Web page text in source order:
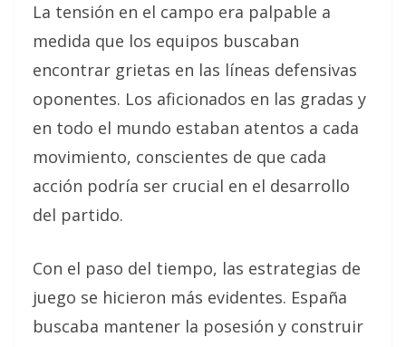
La tensión en el campo era palpable a
medida que los equipos buscaban
encontrar grietas en las líneas defensivas
oponentes. Los aficionados en las gradas y
en todo el mundo estaban atentos a cada
movimiento, conscientes de que cada
acción podría ser crucial en el desarrollo
del partido.
Con el paso del tiempo, las estrategias de
juego se hicieron más evidentes. España
buscaba mantener la posesión y construir